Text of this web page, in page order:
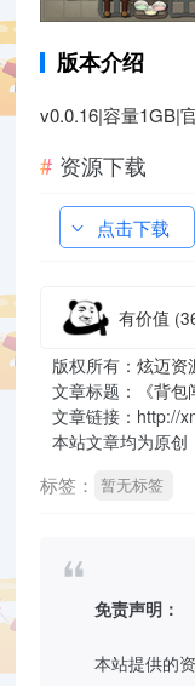
版本介绍
v0.0.16|容量1GB|
资源下载
点击下载
有价值
版权所有：炫迈资
文章标题：
《背
文章链接：http://
本站文章均为原创
标签： 暂无标签
免责声明：
本站提供的